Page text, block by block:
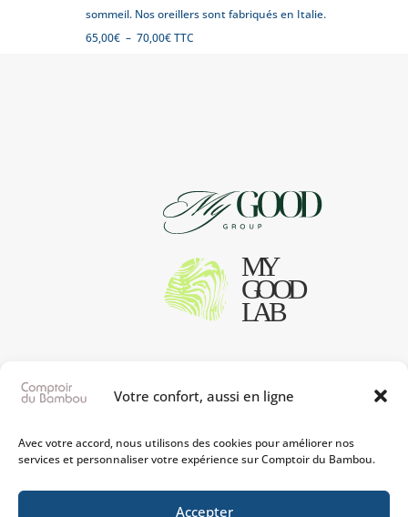
Votre confort, aussi en ligne
Avec votre accord, nous utilisons des cookies pour améliorer nos
services et personnaliser votre expérience sur Comptoir du Bambou.
Accepter
sommeil. Nos oreillers sont fabriqués en Italie.
65,00€ – 70,00€Plage
TTC